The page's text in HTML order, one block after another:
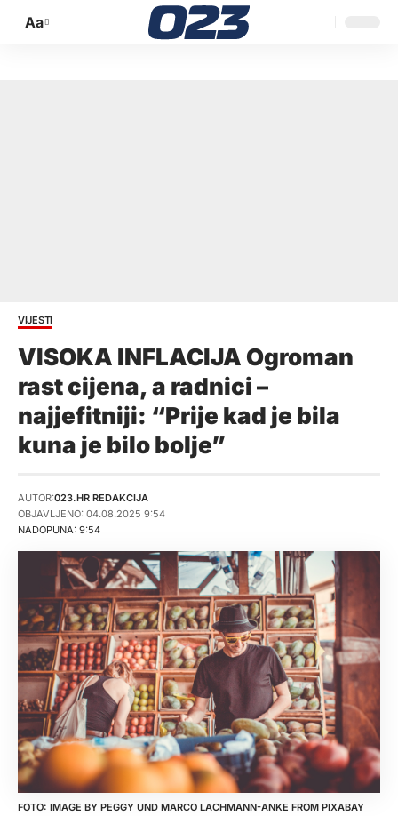
Promijeni
Aa
VIJESTI
VISOKA INFLACIJA Ogroman
rast cijena, a radnici –
najjefitniji: “Prije kad je bila
kuna je bilo bolje”
NADOPUNA: 9:54
AUTOR:023.HR REDAKCIJA
OBJAVLJENO: 04.08.2025 9:54
IMAGE BY PEGGY UND MARCO LACHMANN-ANKE FROM PIXABAY